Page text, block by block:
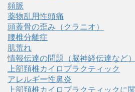
頻脈
薬物乱用性頭痛
頭蓋骨の歪み（クラニオ）
腰椎分離症
肌荒れ
情報伝達の問題（脳神経伝達など）
上部頚椎カイロプラクティック
アレルギー性鼻炎
上部頚椎カイロプラクティックに